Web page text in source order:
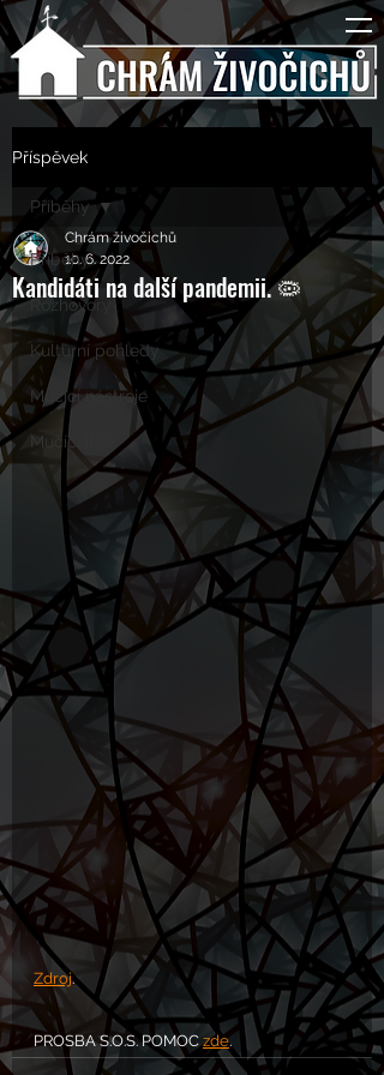
Příspěvek
Příběhy
Rozhovory
Kulturní pohledy
Mučící nástroje
Mučící lidé
Příběhy
Kandidáti na další pandemii. 🦠
Chrám živočichů
10. 6. 2022
Zdroj.
PROSBA S.O.S. POMOC zde.